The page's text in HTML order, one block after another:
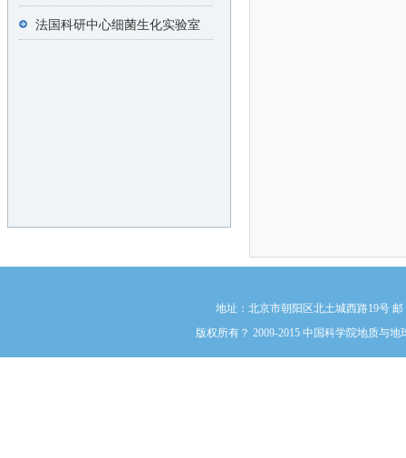
法国科研中心细菌生化实验室
地址：北京市朝阳区北土城西路19号 邮
版权所有？ 2009-2015 中国科学院地质与